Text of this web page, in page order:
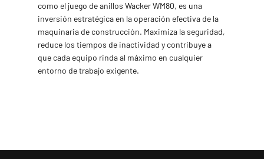
como el juego de anillos Wacker WM80, es una
inversión estratégica en la operación efectiva de la
maquinaria de construcción. Maximiza la seguridad,
reduce los tiempos de inactividad y contribuye a
que cada equipo rinda al máximo en cualquier
entorno de trabajo exigente.